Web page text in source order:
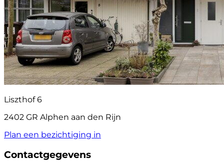
Liszthof 6
2402 GR Alphen aan den Rijn
Plan een bezichtiging in
Contactgegevens